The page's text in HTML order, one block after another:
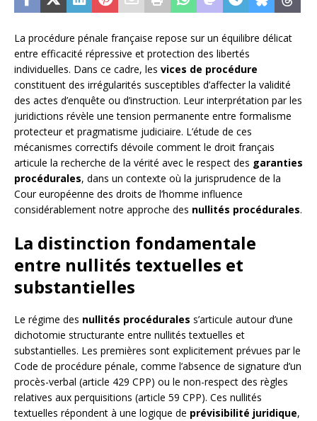
La procédure pénale française repose sur un équilibre délicat
entre efficacité répressive et protection des libertés
individuelles. Dans ce cadre, les vices de procédure
constituent des irrégularités susceptibles d’affecter la validité
des actes d’enquête ou d’instruction. Leur interprétation par les
juridictions révèle une tension permanente entre formalisme
protecteur et pragmatisme judiciaire. L’étude de ces
mécanismes correctifs dévoile comment le droit français
articule la recherche de la vérité avec le respect des garanties
procédurales, dans un contexte où la jurisprudence de la
Cour européenne des droits de l’homme influence
considérablement notre approche des nullités procédurales.
La distinction fondamentale
entre nullités textuelles et
substantielles
Le régime des nullités procédurales s’articule autour d’une
dichotomie structurante entre nullités textuelles et
substantielles. Les premières sont explicitement prévues par le
Code de procédure pénale, comme l’absence de signature d’un
procès-verbal (article 429 CPP) ou le non-respect des règles
relatives aux perquisitions (article 59 CPP). Ces nullités
textuelles répondent à une logique de prévisibilité juridique,